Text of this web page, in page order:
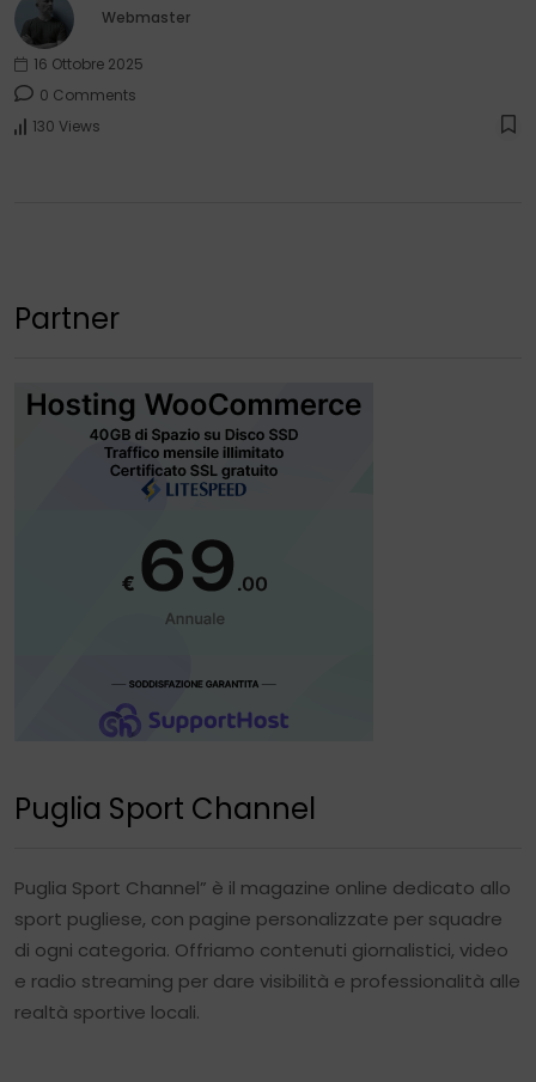
Webmaster
16 Ottobre 2025
0 Comments
130 Views
Partner
Puglia Sport Channel
Puglia Sport Channel” è il magazine online dedicato allo
sport pugliese, con pagine personalizzate per squadre
di ogni categoria. Offriamo contenuti giornalistici, video
e radio streaming per dare visibilità e professionalità alle
realtà sportive locali.